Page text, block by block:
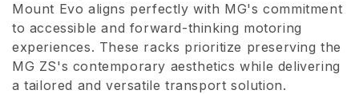
o
n
e
Mount Evo aligns perfectly with MG's commitment
to accessible and forward-thinking motoring
experiences. These racks prioritize preserving the
MG ZS's contemporary aesthetics while delivering
a tailored and versatile transport solution.